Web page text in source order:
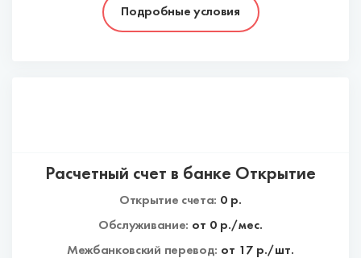
Подробные условия
Расчетный счет в банке Открытие
Открытие счета: 0 р.
Обслуживание: от 0р./мес.
Межбанковский перевод: от 17 р./шт.